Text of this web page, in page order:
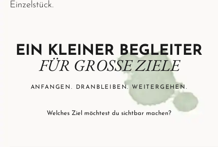
Einzelstück.
EIN KLEINER BEGLEITER
FÜR GROSSE ZIELE
ANFANGEN. DRANBLEIBEN. WEITERGEHEN.
Welches Ziel möchtest du sichtbar machen?